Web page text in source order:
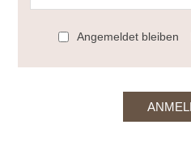
Angemeldet bleiben